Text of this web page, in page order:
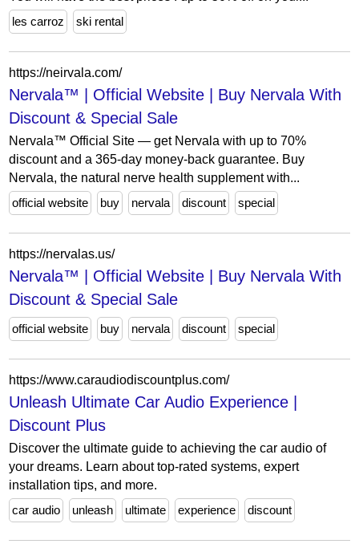
les carroz
ski rental
https://neirvala.com/
Nervala™ | Official Website | Buy Nervala With
Discount & Special Sale
Nervala™ Official Site — get Nervala with up to 70%
discount and a 365-day money-back guarantee. Buy
Nervala, the natural nerve health supplement with...
official website
buy nervala discount special
https://nervalas.us/
Nervala™ | Official Website | Buy Nervala With
Discount & Special Sale
official website buy nervala discount special
https://www.caraudiodiscountplus.com/
Unleash Ultimate Car Audio Experience |
Discount Plus
Discover the ultimate guide to achieving the car audio of
your dreams. Learn about top-rated systems, expert
installation tips, and more.
car audio
unleash ultimate experience discount